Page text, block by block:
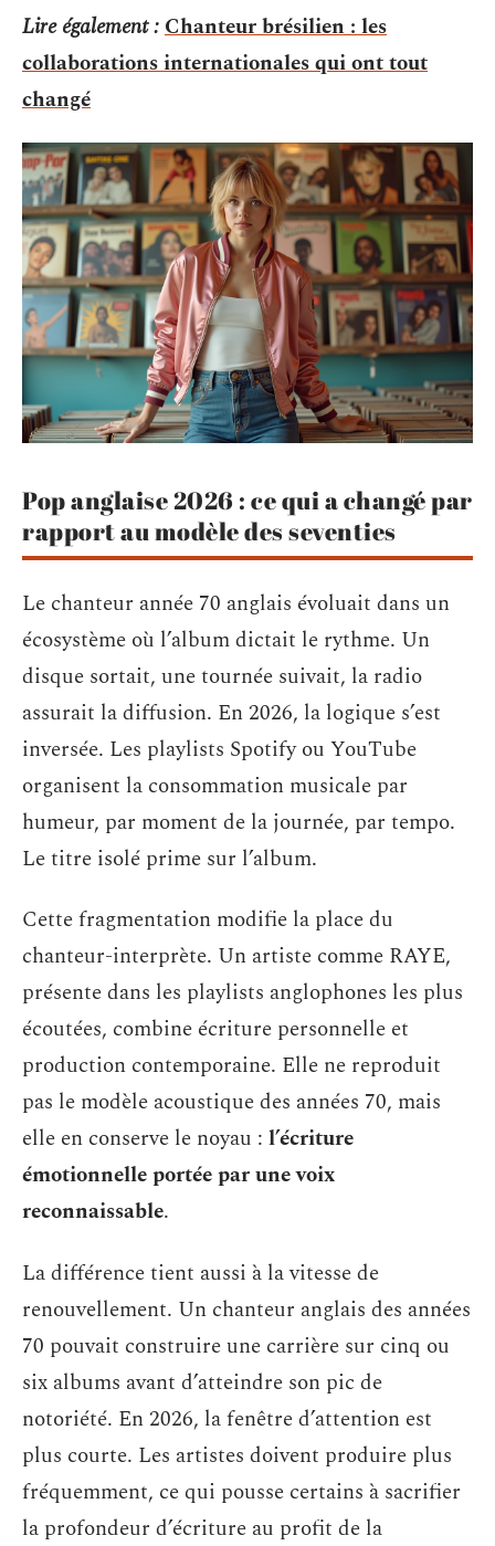
Lire également :Chanteur brésilien : les
collaborations internationales qui ont tout
changé
Pop anglaise 2026 : ce qui a changé par
rapport au modèle des seventies
Le chanteur année 70 anglais évoluait dans un
écosystème où l’album dictait le rythme. Un
disque sortait, une tournée suivait, la radio
assurait la diffusion. En 2026, la logique s’est
inversée. Les playlists Spotify ou YouTube
organisent la consommation musicale par
humeur, par moment de la journée, par tempo.
Le titre isolé prime sur l’album.
Cette fragmentation modifie la place du
chanteur-interprète. Un artiste comme RAYE,
présente dans les playlists anglophones les plus
écoutées, combine écriture personnelle et
production contemporaine. Elle ne reproduit
pas le modèle acoustique des années 70, mais
elle en conserve le noyau : l’écriture
émotionnelle portée par une voix
reconnaissable.
La différence tient aussi à la vitesse de
renouvellement. Un chanteur anglais des années
70 pouvait construire une carrière sur cinq ou
six albums avant d’atteindre son pic de
notoriété. En 2026, la fenêtre d’attention est
plus courte. Les artistes doivent produire plus
fréquemment, ce qui pousse certains à sacrifier
la profondeur d’écriture au profit de la